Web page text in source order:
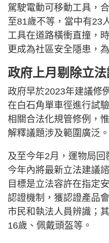
駕駛電動可移動工具，
至81歲不等，當中有23
工具在道路橫衝直撞，
更成為社區安全隱患，
政府上月剔除立
政府早於2023年建議修
在白石角單車徑進行試
相關合法化規管修例，
解釋議題涉及範圍廣泛。
及至今年2月，運物局回
今年內將最新立法建議
目標是立法容許在指定
認證機制，獲認證產品
市民和執法人員辨識；
16歲、佩戴頭盔等。